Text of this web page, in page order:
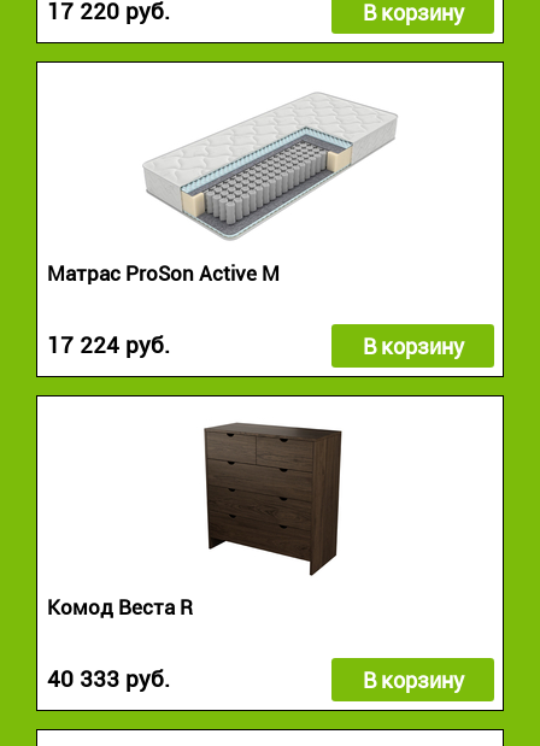
17 220 руб. В корзину
Матрас ProSon Active M
17 224 руб. В корзину
Комод Веста R
40 333 руб. В корзину